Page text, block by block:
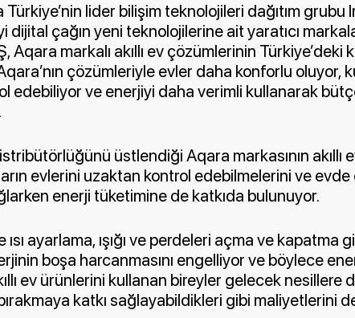
Türkiye’nin lider bilişim teknolojileri dağıtım grubu
dijital çağın yeni teknolojilerine ait yaratıcı
markalı akıllı ev çözümlerinin Türkiye’deki
çözümleriyle evler daha konforlu oluyor,
edebiliyor ve enerjiyi daha verimli kullanarak
üstlendiği Aqara markasının akıllı
evlerini uzaktan kontrol edebilmelerini ve evde
enerji tüketimine de katkıda bulunuyor.
ısı ayarlama, ışığı ve perdeleri açma ve kapatma
boşa harcanmasını engelliyor ve böylece
ev ürünlerini kullanan bireyler gelecek nesillere
katkı sağlayabildikleri gibi maliyetlerini